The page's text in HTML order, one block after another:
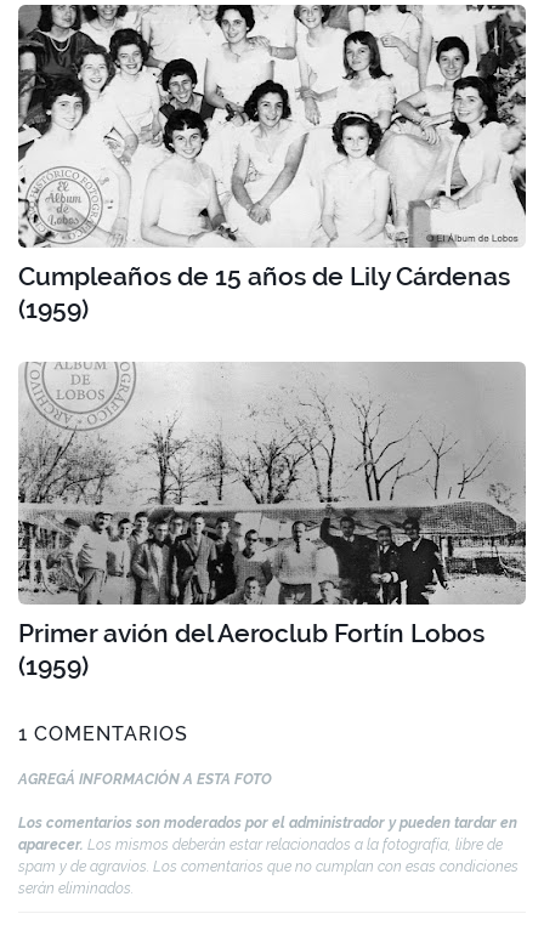
Cumpleaños de 15 años de Lily Cárdenas
(1959)
Primer avión del Aeroclub Fortín Lobos
(1959)
1 COMENTARIOS
AGREGÁ INFORMACIÓN A ESTA FOTO
Los comentarios son moderados por el administrador y pueden tardar en
aparecer. Los mismos deberán estar relacionados a la fotografía, libre de
spam y de agravios. Los comentarios que no cumplan con esas condiciones
serán eliminados.